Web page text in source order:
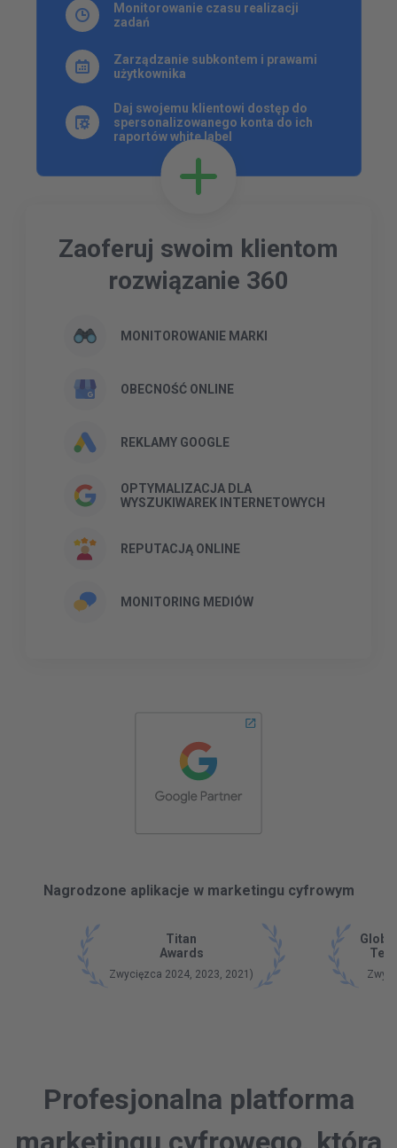
Monitorowanie czasu realizacji
zadań
Zarządzanie subkontem i prawami
użytkownika
Daj swojemu klientowi dostęp do
spersonalizowanego konta do ich
raportów white label
Zaoferuj swoim klientom
rozwiązanie 360
MONITOROWANIE MARKI
OBECNOŚĆ ONLINE
REKLAMY GOOGLE
OPTYMALIZACJA DLA
WYSZUKIWAREK INTERNETOWYCH
REPUTACJĄ ONLINE
MONITORING MEDIÓW
Nagrodzone aplikacje w marketingu cyfrowym
Titan
Awards
Zwycięzca 2024, 2023, 2021)
Profesjonalna platforma